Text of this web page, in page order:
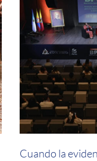
Cuando la